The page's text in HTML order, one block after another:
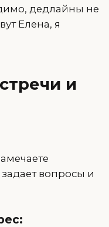
дедлайны не
Елена, я
и
вопросы и